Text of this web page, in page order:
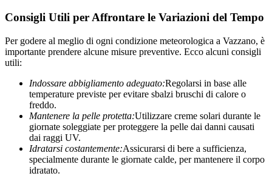
Consigli Utili per Affrontare le Variazioni del Tempo
Per godere al meglio di ogni condizione meteorologica a Vazzano, è
importante prendere alcune misure preventive. Ecco alcuni consigli
utili:
Indossare abbigliamento adeguato:Regolarsi in base alle
temperature previste per evitare sbalzi bruschi di calore o
freddo.
Mantenere la pelle protetta:Utilizzare creme solari durante le
giornate soleggiate per proteggere la pelle dai danni causati
dai raggi UV.
Idratarsi costantemente:Assicurarsi di bere a sufficienza,
specialmente durante le giornate calde, per mantenere il corpo
idratato.